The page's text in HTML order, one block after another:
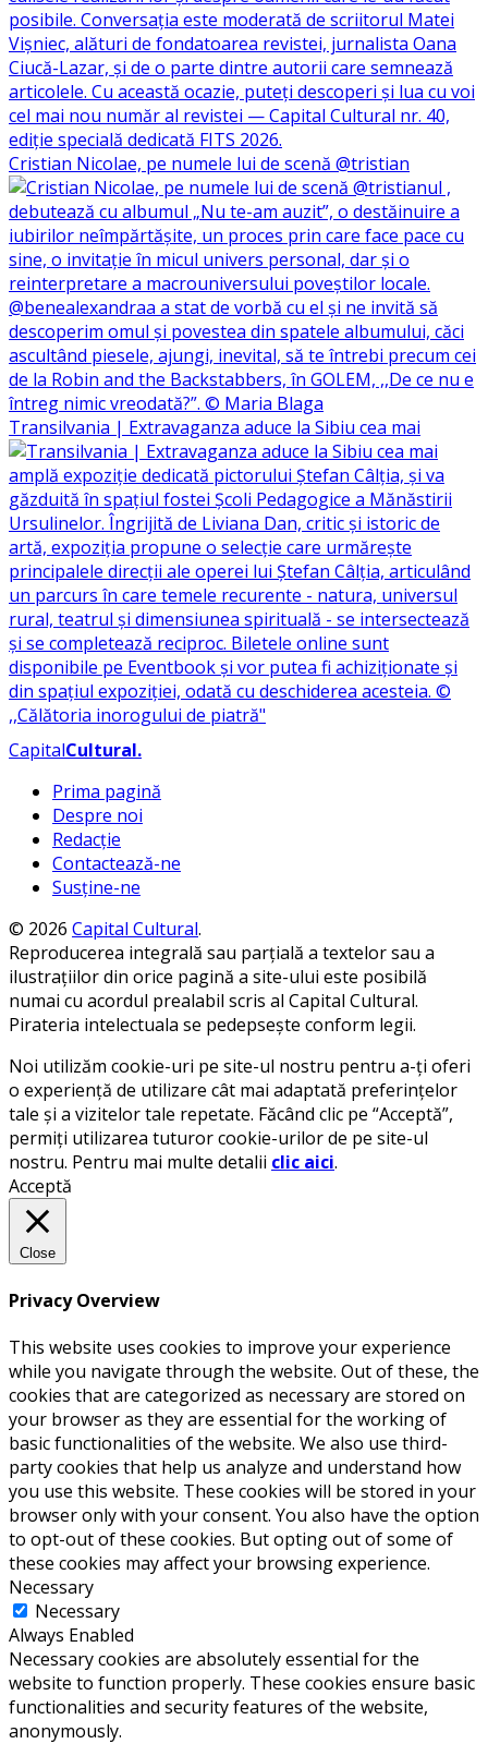
Cristian Nicolae, pe numele lui de scenă @tristian
Transilvania | Extravaganza aduce la Sibiu cea mai
CapitalCultural.
Prima pagină
Despre noi
Redacție
Contactează-ne
Susține-ne
© 2026 Capital Cultural.
Reproducerea integrală sau parțială a textelor sau a
ilustrațiilor din orice pagină a site-ului este posibilă
numai cu acordul prealabil scris al Capital Cultural.
Pirateria intelectuala se pedepsește conform legii.
Noi utilizăm cookie-uri pe site-ul nostru pentru a-ți oferi
o experiență de utilizare cât mai adaptată preferințelor
tale și a vizitelor tale repetate. Făcând clic pe “Acceptă”,
permiți utilizarea tuturor cookie-urilor de pe site-ul
nostru. Pentru mai multe detalii clic aici.
Acceptă
Close
Privacy Overview
This website uses cookies to improve your experience
while you navigate through the website. Out of these, the
cookies that are categorized as necessary are stored on
your browser as they are essential for the working of
basic functionalities of the website. We also use third-
party cookies that help us analyze and understand how
you use this website. These cookies will be stored in your
browser only with your consent. You also have the option
to opt-out of these cookies. But opting out of some of
these cookies may affect your browsing experience.
Necessary
Necessary
Always Enabled
Necessary cookies are absolutely essential for the
website to function properly. These cookies ensure basic
functionalities and security features of the website,
anonymously.